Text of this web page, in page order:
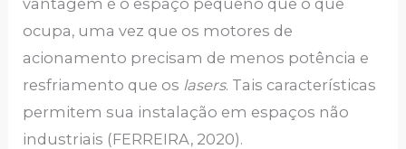
ocupa, uma vez que os motores de
acionamento precisam de menos potência e
resfriamento que os lasers. Tais características
permitem sua instalação em espaços não
industriais (FERREIRA, 2020).